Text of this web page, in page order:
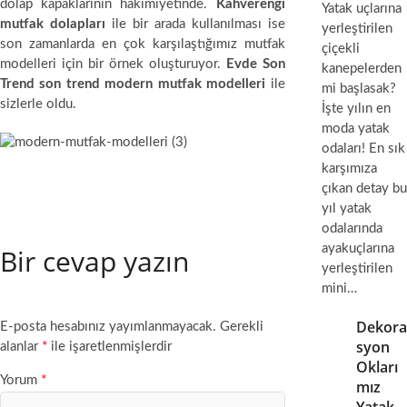
dolap kapaklarının hakimiyetinde.
Kahverengi
mutfak dolapları ile bir arada kullanılması ise
son zamanlarda en çok karşılaştığımız mutfak
modelleri için bir örnek oluşturuyor.
Evde Son
Trend son trend modern mutfak modelleri ile
sizlerle oldu.
Bir cevap yazın
E-posta hesabınız yayımlanmayacak. Gerekli
alanlar * ile işaretlenmişlerdir
Yorum *
Yatak uçlarına
yerleştirilen
çiçekli
kanepelerden
mi başlasak?
İşte yılın en
moda yatak
odaları! En sık
karşımıza
çıkan detay bu
yıl yatak
odalarında
ayakuçlarına
yerleştirilen
mini…
Dekora
syon
Okları
mız